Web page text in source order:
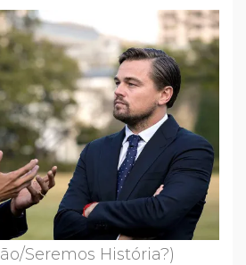
Seremos História?)